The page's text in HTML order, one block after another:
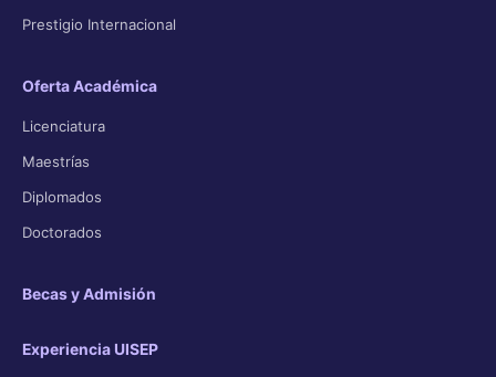
Prestigio Internacional
Oferta Académica
Licenciatura
Maestrías
Diplomados
Doctorados
Becas y Admisión
Experiencia UISEP